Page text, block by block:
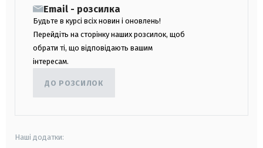
Email - розсилка
Будьте в курсі всіх новин і оновлень!
Перейдіть на сторінку наших розсилок, щоб
обрати ті, що відповідають вашим
інтересам.
ДО РОЗСИЛОК
Наші додатки: